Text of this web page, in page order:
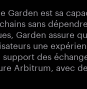
Garden est sa
sans
Garden assure
une
des
Arbitrum, avec